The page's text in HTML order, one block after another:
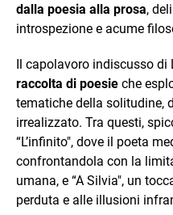
dalla poesia alla prosa,
introspezione e acume
Il capolavoro indiscusso di
raccolta di poesie che
tematiche della solitudine,
irrealizzato. Tra questi,
“L’infinito", dove il poeta
confrontandola con la
umana, e “A Silvia", un
perduta e alle illusioni